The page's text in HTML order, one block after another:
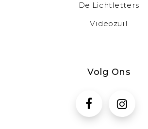
De Lichtletters
Videozuil
Volg Ons